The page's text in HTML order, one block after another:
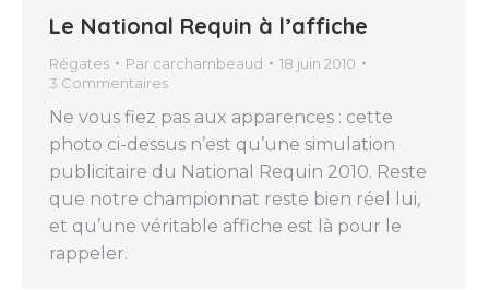
Le National Requin à l’affiche
Régates Par carchambeaud
18 juin 2010
3 Commentaires
Ne vous fiez pas aux apparences : cette
photo ci-dessus n’est qu’une simulation
publicitaire du National Requin 2010. Reste
que notre championnat reste bien réel lui,
et qu’une véritable affiche est là pour le
rappeler.